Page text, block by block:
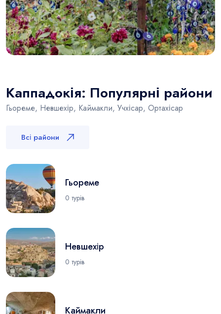
Каппадокія: Популярні райони
Гьореме, Невшехір, Каймакли, Учхісар, Ортахісар
Всі райони
Гьореме
0 турів
Невшехір
0 турів
Каймакли